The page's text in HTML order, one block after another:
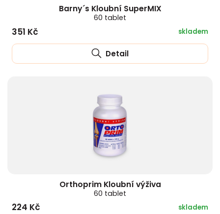
Barny´s Kloubní SuperMIX
60 tablet
351 Kč skladem
Detail
Orthoprim Kloubní výživa
60 tablet
224 Kč skladem